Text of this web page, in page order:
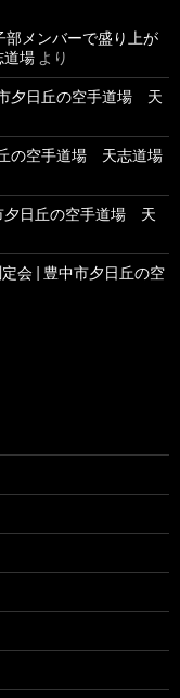
部メンバーで盛り上が
道場 より
夕日丘の空手道場 天
の空手道場 天志道場
夕日丘の空手道場 天
会 | 豊中市夕日丘の空